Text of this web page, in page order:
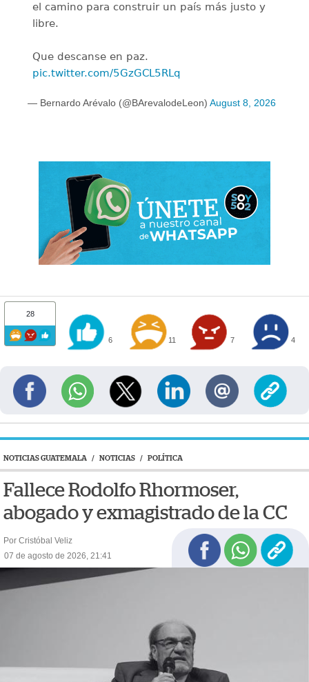
el camino para construir un país más justo y
libre.
Que descanse en paz.
pic.twitter.com/5GzGCL5RLq
— Bernardo Arévalo (@BArevalodeLeon) August 8, 2026
28
6 11 7 4
NOTICIAS GUATEMALA / NOTICIAS / POLÍTICA
Fallece Rodolfo Rhormoser,
abogado y exmagistrado de la CC
Por Cristóbal Veliz
07 de agosto de 2026, 21:41